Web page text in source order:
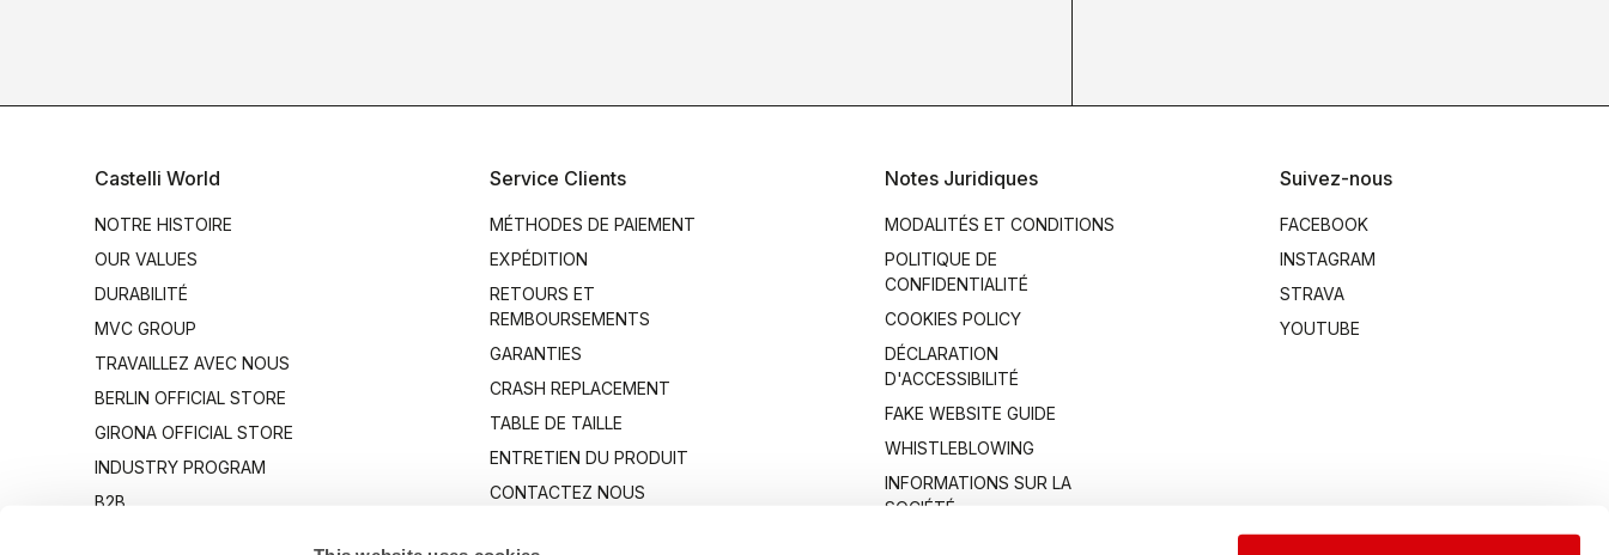
Castelli World
NOTRE HISTOIRE
OUR VALUES
DURABILITÉ
MVC GROUP
TRAVAILLEZ AVEC NOUS
BERLIN OFFICIAL STORE
GIRONA OFFICIAL STORE
INDUSTRY PROGRAM
B2B
Service Clients
MÉTHODES DE PAIEMENT
EXPÉDITION
RETOURS ET
REMBOURSEMENTS
GARANTIES
CRASH REPLACEMENT
TABLE DE TAILLE
ENTRETIEN DU PRODUIT
CONTACTEZ NOUS
Notes Juridiques
MODALITÉS ET CONDITIONS
POLITIQUE DE
CONFIDENTIALITÉ
COOKIES POLICY
DÉCLARATION
D'ACCESSIBILITÉ
FAKE WEBSITE GUIDE
WHISTLEBLOWING
INFORMATIONS SUR LA
SOCIÉTÉ
Suivez-nous
FACEBOOK
INSTAGRAM
STRAVA
YOUTUBE